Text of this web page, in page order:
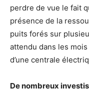
perdre de vue le fait
présence de la
puits forés sur
attendu dans les
d’une centrale
De nombreux